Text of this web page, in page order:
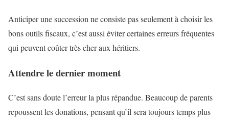
Anticiper une succession ne consiste pas seulement à choisir les
bons outils fiscaux, c’est aussi éviter certaines erreurs fréquentes
qui peuvent coûter très cher aux héritiers.
Attendre le dernier moment
C’est sans doute l’erreur la plus répandue. Beaucoup de parents
repoussent les donations, pensant qu’il sera toujours temps plus